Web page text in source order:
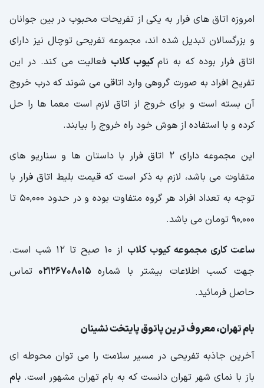
امروزه اتاق های فرار به یکی از تفریحات محبوب در بین جوانان
و بزرگسالان تبدیل شده اند، مجموعه تفریحی توچال نیز دارای
اتاق فرار بوده که به نام کیوب کلاب فعالیت می کند. در این
تفریح افراد به صورت گروهی وارد اتاقی می شوند که درب خروج
آن بسته است و برای خروج از اتاق لازم است معما ها را حل
کرده و با استفاده از هوش خود راه خروج را بیابند.
این مجموعه دارای 2 اتاق فرار با داستان ها و سناریو های
متفاوت می باشد، لازم به ذکر است که قیمت بلیط اتاق فرار با
توجه به تعداد افراد هر گروه متفاوت بوده و در حدود 50,000 تا
90,000 تومان می باشد.
ساعت کاری مجموعه کیوب کلاب
از 10 صبح تا 12 شب است.
جهت کسب اطلاعات بیشتر با شماره 02126708015 تماس
حاصل فرمائید.
بام تهران، معروف ترین پاتوق پایتخت نشینان
آخرین جاذبه تفریحی در مسیر سلامت را می توان محوطه ای
باز با نمای شهر تهران دانست که به بام تهران مشهور است. بام